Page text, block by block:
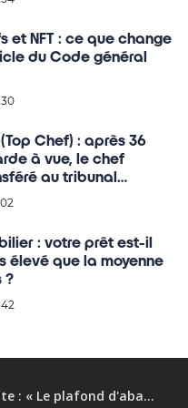
et NFT : ce que change
du Code général
Chef) : après 36
à vue, le chef
au tribunal
tous les détails !
: votre prêt est-il
élevé que la moyenne
?
Retraite : « Le plafond d'abattement de 4 439 euros pour les impôts, c'est nouveau ? »